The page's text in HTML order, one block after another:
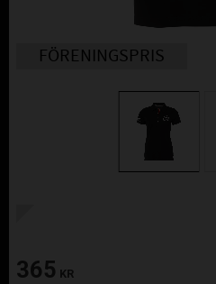
FÖRENINGSPRIS
365 KR